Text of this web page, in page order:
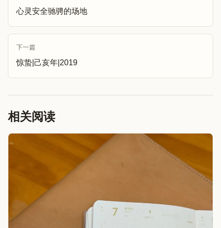
心灵安全驰骋的场地
下一篇
惊蛰|己亥年|2019
相关阅读